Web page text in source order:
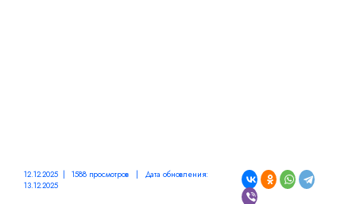
12.12.2025 | 1588 просмотров | Дата обновления:
13.12.2025